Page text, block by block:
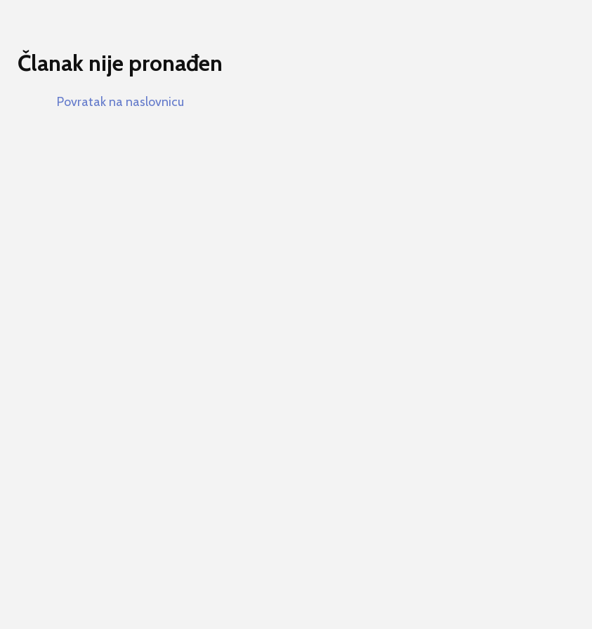
Članak nije pronađen
Povratak na naslovnicu